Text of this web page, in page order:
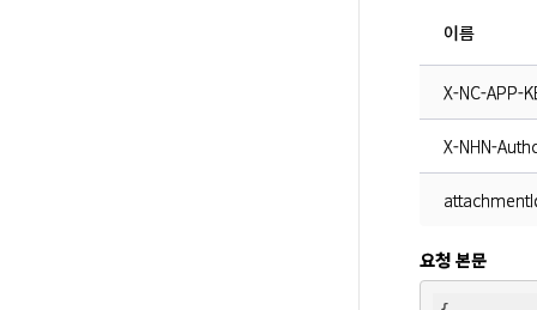
이름
X-NC-APP-
X-NHN-
요청 본문